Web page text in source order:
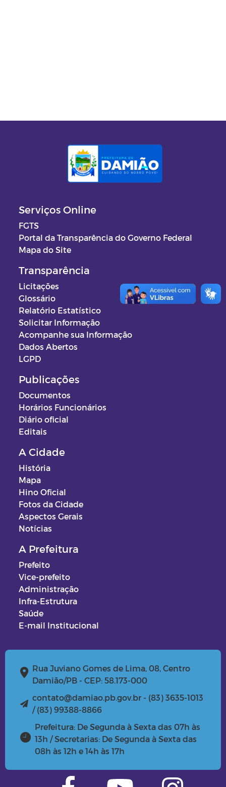
Serviços Online
FGTS
Portal da Transparência do Governo Federal
Mapa do Site
Transparência
Licitações
Glossário
Relatório Estatístico
Solicitar Informação
Acompanhe sua Informação
Dados Abertos
LGPD
Publicações
Documentos
Horários Funcionários
Diário oficial
Editais
A Cidade
História
Mapa
Hino Oficial
Fotos da Cidade
Aspectos Gerais
Notícias
A Prefeitura
Prefeito
Vice-prefeito
Administração
Infra-Estrutura
Saúde
E-mail Institucional
Rua Juviano Gomes de Lima, 08, Centro
Damião/PB - CEP: 58.173-000
contato@damiao.pb.gov.br - (83) 3635-1013
/ (83) 99388-8866
Prefeitura: De Segunda à Sexta das 07h às
13h / Secretarias: De Segunda à Sexta das
08h às 12h e 14h às 17h